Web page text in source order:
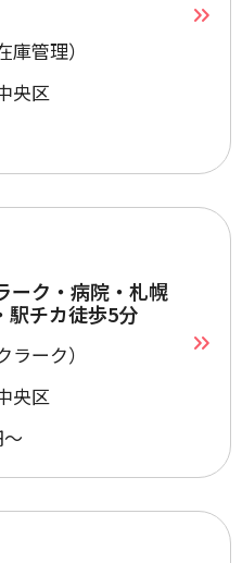
管理）
央区
ーク・病院・札幌
駅チカ徒歩5分
ーク）
央区